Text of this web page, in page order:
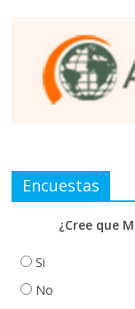
Encuestas
¿Cree que
Si
No